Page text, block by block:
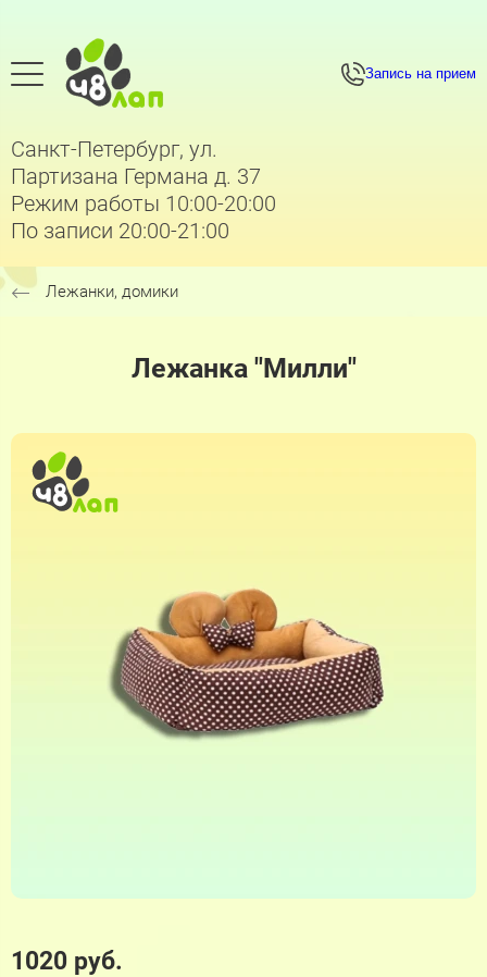
Запись на прием
Санкт-Петербург, ул.
Партизана Германа д. 37
Режим работы 10:00-20:00
По записи 20:00-21:00
Лежанки, домики
Лежанка "Милли"
1020 руб.